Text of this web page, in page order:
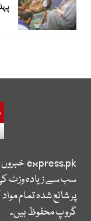
express.pk
سب سے زیادہ وزٹ
پر شائع شدہ تمام
گروپ محفوظ ہیں۔